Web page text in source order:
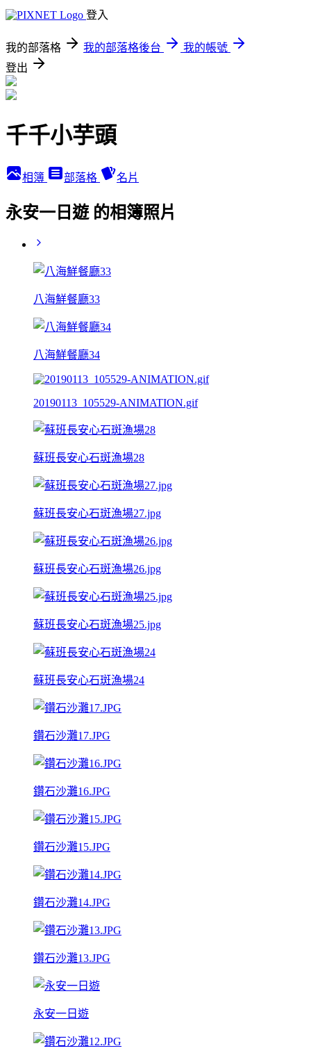
登入
我的部落格 我的部落格後台
我的帳號
登出
千千小芋頭
相簿 部落格 名片
永安一日遊 的相簿照片
八海鮮餐廳33
八海鮮餐廳34
20190113_105529-ANIMATION.gif
蘇班長安心石斑漁場28
蘇班長安心石斑漁場27.jpg
蘇班長安心石斑漁場26.jpg
蘇班長安心石斑漁場25.jpg
蘇班長安心石斑漁場24
鑽石沙灘17.JPG
鑽石沙灘16.JPG
鑽石沙灘15.JPG
鑽石沙灘14.JPG
鑽石沙灘13.JPG
永安一日遊